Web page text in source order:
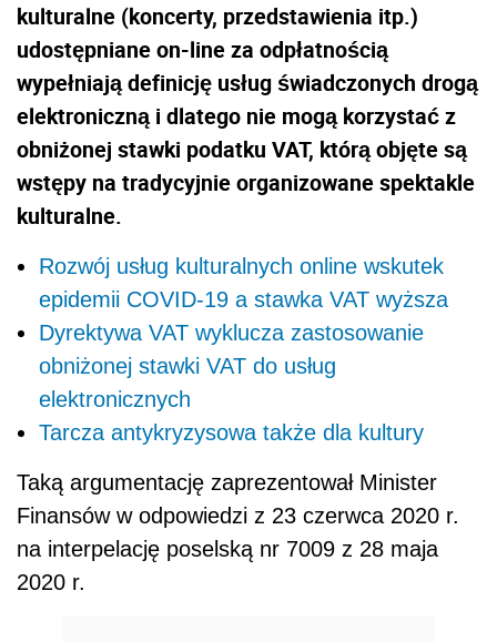
kulturalne (koncerty, przedstawienia itp.)
udostępniane on-line za odpłatnością
wypełniają definicję usług świadczonych drogą
elektroniczną i dlatego nie mogą korzystać z
obniżonej stawki podatku VAT, którą objęte są
wstępy na tradycyjnie organizowane spektakle
kulturalne.
Rozwój usług kulturalnych online wskutek
epidemii COVID-19 a stawka VAT wyższa
Dyrektywa VAT wyklucza zastosowanie
obniżonej stawki VAT do usług
elektronicznych
Tarcza antykryzysowa także dla kultury
Taką argumentację zaprezentował Minister
Finansów w odpowiedzi z 23 czerwca 2020 r.
na interpelację poselską nr 7009 z 28 maja
2020 r.